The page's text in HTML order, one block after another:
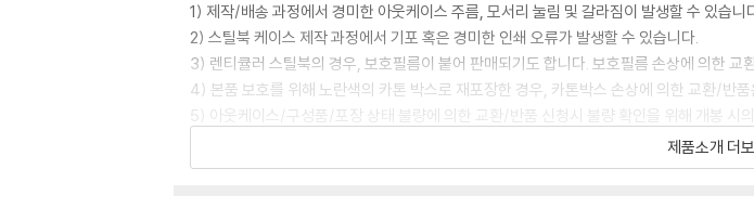
1) 제작/배송 과정에서 경미한 아웃케이스 주름, 모서리 눌림 및 갈라짐이 발생할 수 있습
2) 스틸북 케이스 제작 과정에서 기포 혹은 경미한 인쇄 오류가 발생할 수 있습니다.
3) 렌티큘러 스틸북의 경우, 보호필름이 붙어 판매되기도 합니다. 보호필름 손상에 의한 교
4) 본품 보호를 위해 노란색의 카톤 박스로 재포장한 경우, 카톤박스 손상에 의한 교환/반
5) 아웃케이스/구성품/포장 상태 불량에 의한 교환/반품 신청시 불량 확인을 위해 개봉 시
※ 디스크 재생 불량
제품소개 더